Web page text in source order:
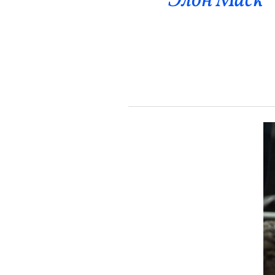
Эрүүл Мэнд
Энтертайнмент